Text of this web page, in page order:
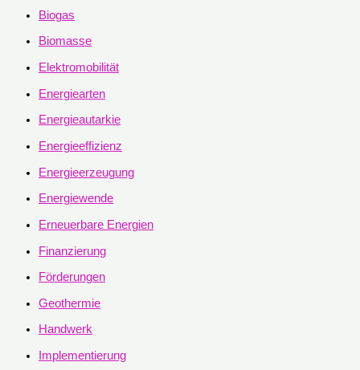
Biogas
Biomasse
Elektromobilität
Energiearten
Energieautarkie
Energieeffizienz
Energieerzeugung
Energiewende
Erneuerbare Energien
Finanzierung
Förderungen
Geothermie
Handwerk
Implementierung